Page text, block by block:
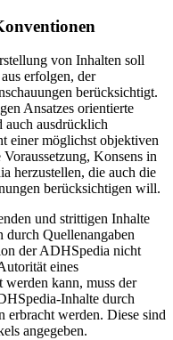
von Inhalten soll
erfolgen, der
berücksichtigt.
Ansatzes orientierte
auch ausdrücklich
einer möglichst objektiven
Konsens in
herzustellen, die auch die
berücksichtigen will.
und strittigen Inhalte
Quellenangaben
der ADHSpedia nicht
eines
werden kann, muss der
Inhalte durch
erbracht werden. Diese sind
angegeben.